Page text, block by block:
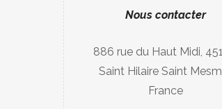
Nous contacter
886 rue du Haut Midi,
Saint Hilaire Saint
France